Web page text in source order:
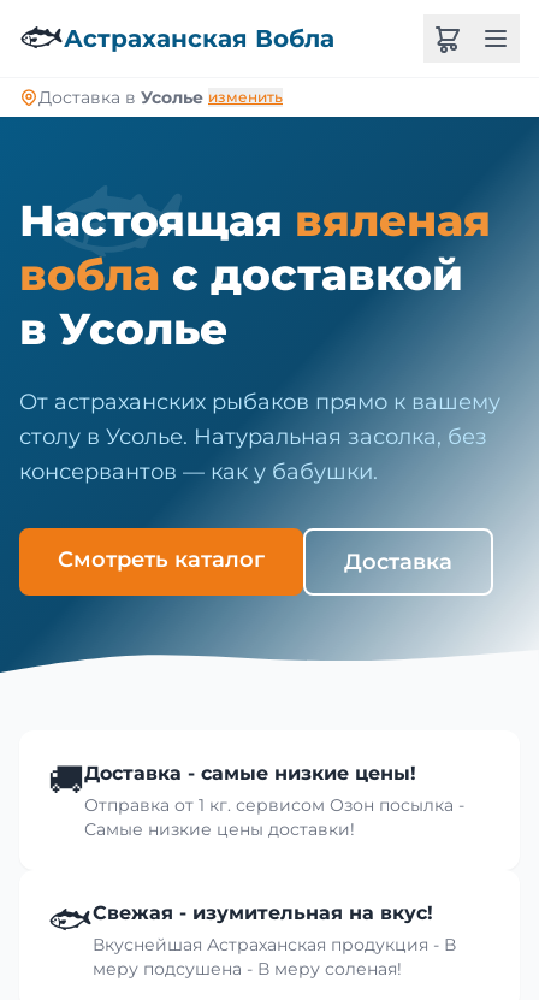
🐟Астраханская Вобла
Доставка в Усолье изменить
🐟
Настоящая вяленая
вобла с доставкой
в Усолье
От астраханских рыбаков прямо к вашему
столу в Усолье. Натуральная засолка, без
консервантов — как у бабушки.
Смотреть каталог Доставка
🚚Доставка - самые низкие цены!
Отправка от 1 кг. сервисом Озон посылка -
Самые низкие цены доставки!
🐟Свежая - изумительная на вкус!
Вкуснейшая Астраханская продукция - В
меру подсушена - В меру соленая!